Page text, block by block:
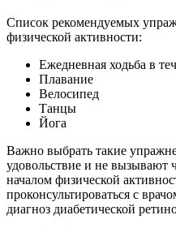
Список рекомендуемых
физической активности:
Ежедневная ходьба в
Плавание
Велосипед
Танцы
Йога
Важно выбрать такие
удовольствие и не вызывают
началом физической
проконсультироваться с
диагноз диабетической